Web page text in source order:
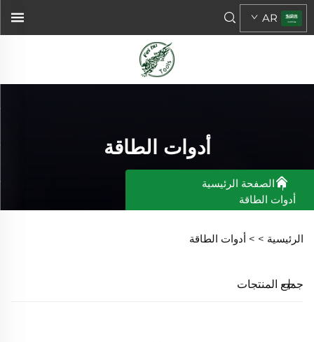
AR
أدوات الطاقة
الصفحة الرئيسية
أدوات الطاقة
الرئيسية > > أدوات الطاقة
جميع المنتجات